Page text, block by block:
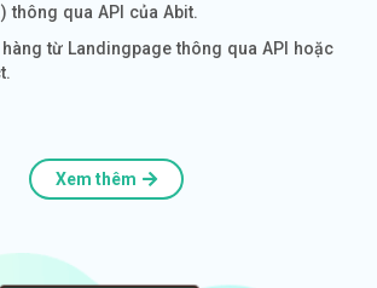
thông qua API của Abit.
từ Landingpage thông qua API hoặc
Xem thêm